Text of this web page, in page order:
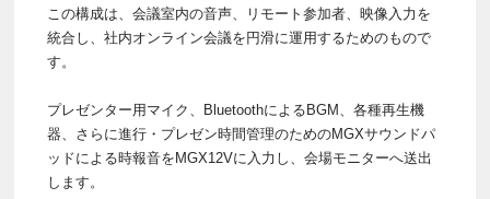
この構成は、会議室内の音声、リモート参加者、映像入力を
統合し、社内オンライン会議を円滑に運用するためのもので
す。
プレゼンター用マイク、BluetoothによるBGM、各種再生機
器、さらに進行・プレゼン時間管理のためのMGXサウンドパ
ッドによる時報音をMGX12Vに入力し、会場モニターへ送出
します。